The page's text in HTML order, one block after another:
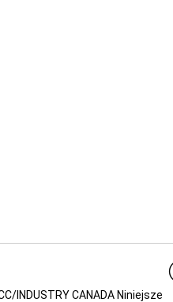
INDUSTRY CANADA Niniejsze